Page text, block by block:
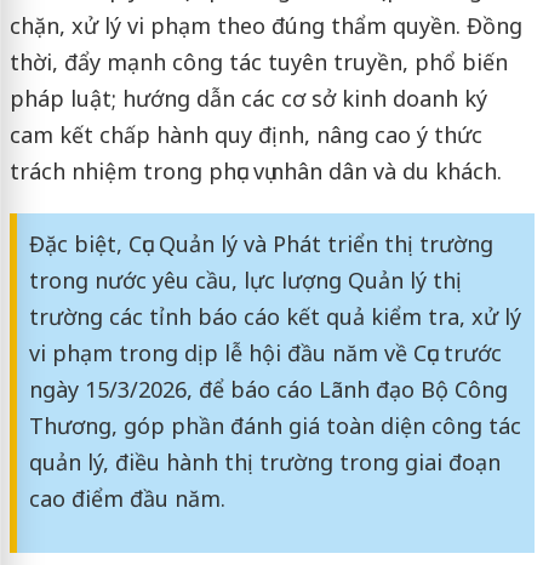
chặn, xử lý vi phạm theo đúng thẩm quyền. Đồng
thời, đẩy mạnh công tác tuyên truyền, phổ biến
pháp luật; hướng dẫn các cơ sở kinh doanh ký
cam kết chấp hành quy định, nâng cao ý thức
trách nhiệm trong phục vụ nhân dân và du khách.
Đặc biệt, Cục Quản lý và Phát triển thị trường
trong nước yêu cầu, lực lượng Quản lý thị
trường các tỉnh báo cáo kết quả kiểm tra, xử lý
vi phạm trong dịp lễ hội đầu năm về Cục trước
ngày 15/3/2026, để báo cáo Lãnh đạo Bộ Công
Thương, góp phần đánh giá toàn diện công tác
quản lý, điều hành thị trường trong giai đoạn
cao điểm đầu năm.